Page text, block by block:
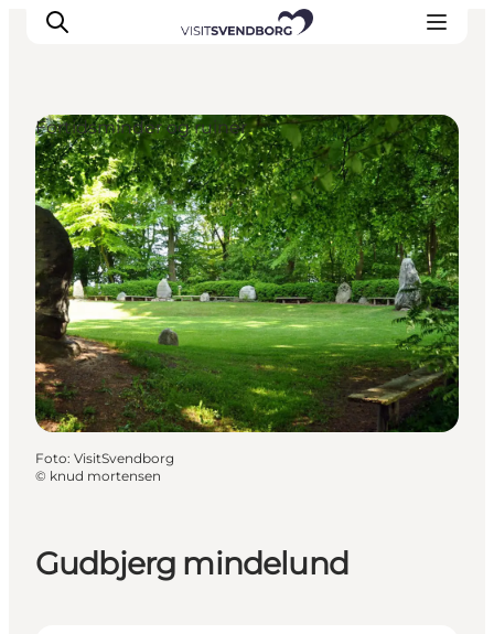
Oplev kultur & natur
Det sker i Svendborg
Spis og drik
handelsbyen Svendborg
Overnatning
Planlæg din tur
Gudbjerg mindelund
Fortidsminder og ruiner
Foto: VisitSvendborg
© knud mortensen